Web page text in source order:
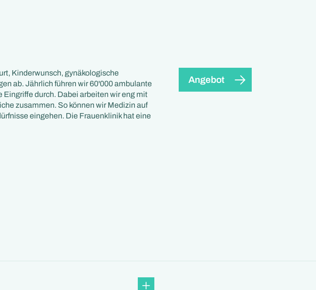
Kinderwunsch, gynäkologische
ab. Jährlich führen wir 60'000 ambulante
durch. Dabei arbeiten wir eng mit
zusammen. So können wir Medizin auf
eingehen. Die Frauenklinik hat eine
Angebot